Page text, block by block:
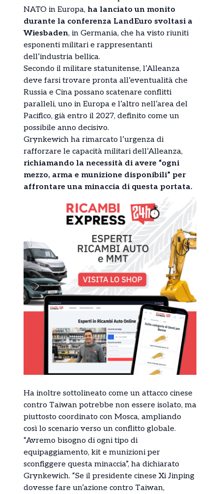
NATO in Europa, ha lanciato un monito
durante la conferenza LandEuro svoltasi a
Wiesbaden, in Germania, che ha visto riuniti
esponenti militari e rappresentanti
dell’industria bellica.
Secondo il militare statunitense, l’Alleanza
deve farsi trovare pronta all’eventualità che
Russia e Cina possano scatenare conflitti
paralleli, uno in Europa e l’altro nell’area del
Pacifico, già entro il 2027, definito come un
possibile anno decisivo.
Grynkewich ha rimarcato l’urgenza di
rafforzare le capacità militari dell’Alleanza,
richiamando la necessità di avere “ogni
mezzo, arma e munizione disponibili” per
affrontare una minaccia di questa portata.
Ha inoltre sottolineato come un attacco cinese
contro Taiwan potrebbe non essere isolato, ma
piuttosto coordinato con Mosca, ampliando
così lo scenario verso un conflitto globale.
“Avremo bisogno di ogni tipo di
equipaggiamento, kit e munizioni per
sconfiggere questa minaccia”, ha dichiarato
Grynkewich. “Se il presidente cinese Xi Jinping
dovesse fare un’azione contro Taiwan,